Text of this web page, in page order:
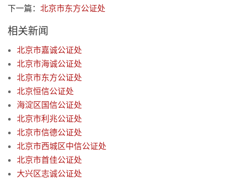
下一篇： 北京市东方公证处
相关新闻
北京市嘉诚公证处
北京市海诚公证处
北京市东方公证处
北京恒信公证处
海淀区国信公证处
北京市利兆公证处
北京市信德公证处
北京市西城区中信公证处
北京市首佳公证处
大兴区志诚公证处